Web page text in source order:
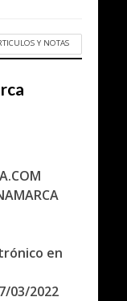
Y NOTAS
en
03/2022